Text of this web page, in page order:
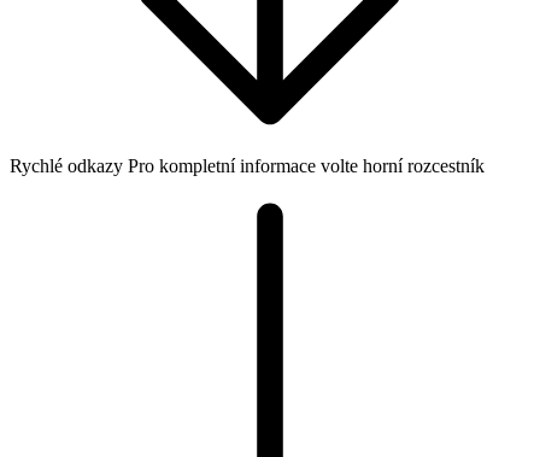
Rychlé odkazy Pro kompletní informace volte horní rozcestník